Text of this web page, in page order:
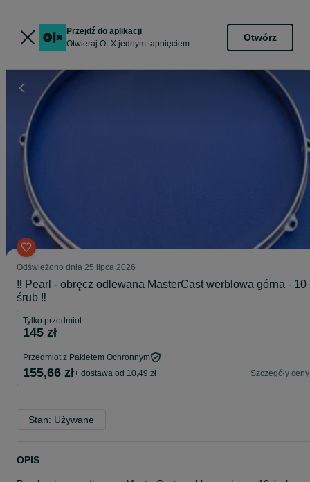
Przejdź do aplikacji
Otwieraj OLX jednym tapnięciem
Otwórz
Odświeżono dnia 25 lipca 2026
‼️ Pearl - obręcz odlewana MasterCast werblowa górna - 10
śrub ‼️
Tylko przedmiot
145 zł
Przedmiot z Pakietem Ochronnym
155,66 zł+ dostawa od 10,49 zł Szczegóły ceny
Stan: Używane
OPIS